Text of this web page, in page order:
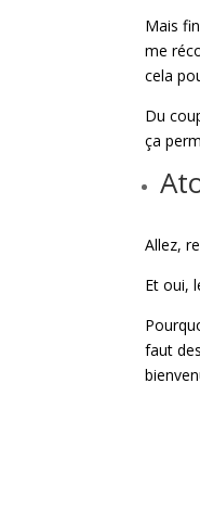
Mais
me
cela
Du
ça
Allez,
Et oui,
faut